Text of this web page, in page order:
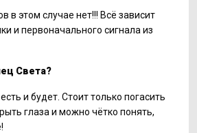
в этом случае нет!!! Всё зависит
и первоначального сигнала из
Света?
и будет. Стоит только погасить
глаза и можно чётко понять,